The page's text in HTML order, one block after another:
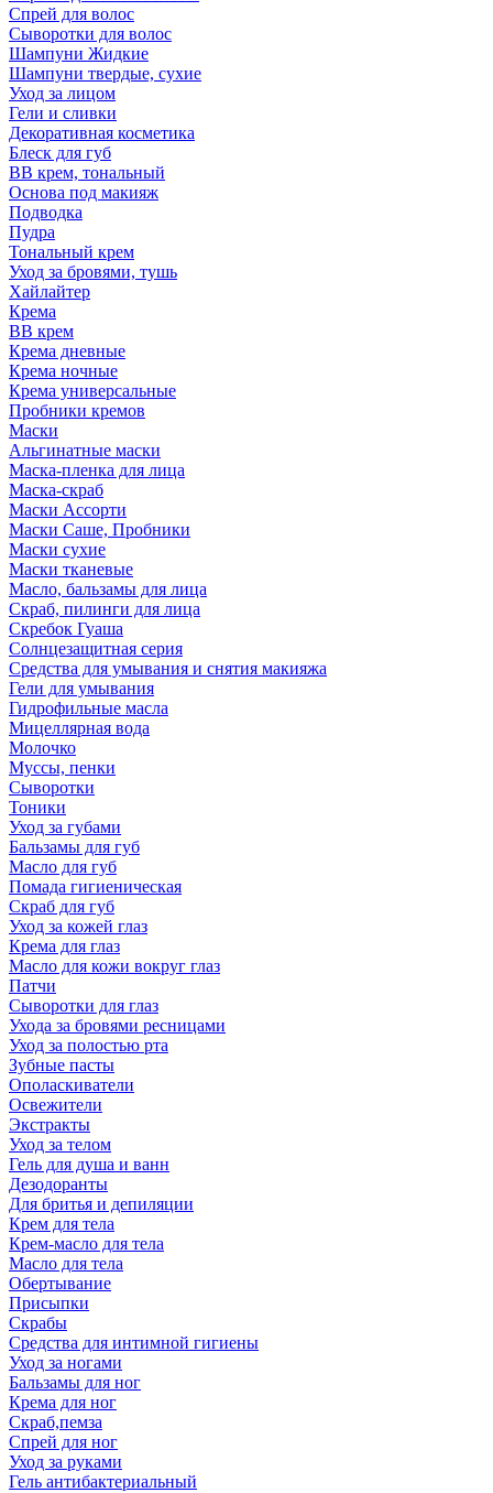
Спрей для волос
Сыворотки для волос
Шампуни Жидкие
Шампуни твердые, сухие
Уход за лицом
Гели и сливки
Декоративная косметика
Блеск для губ
ВВ крем, тональный
Основа под макияж
Подводка
Пудра
Тональный крем
Уход за бровями, тушь
Хайлайтер
Крема
ВВ крем
Крема дневные
Крема ночные
Крема универсальные
Пробники кремов
Маски
Альгинатные маски
Маска-пленка для лица
Маска-скраб
Маски Ассорти
Маски Саше, Пробники
Маски сухие
Маски тканевые
Масло, бальзамы для лица
Скраб, пилинги для лица
Скребок Гуаша
Солнцезащитная серия
Средства для умывания и снятия макияжа
Гели для умывания
Гидрофильные масла
Мицеллярная вода
Молочко
Муссы, пенки
Сыворотки
Тоники
Уход за губами
Бальзамы для губ
Масло для губ
Помада гигиеническая
Скраб для губ
Уход за кожей глаз
Крема для глаз
Масло для кожи вокруг глаз
Патчи
Сыворотки для глаз
Ухода за бровями ресницами
Уход за полостью рта
Зубные пасты
Ополаскиватели
Освежители
Экстракты
Уход за телом
Гель для душа и ванн
Дезодоранты
Для бритья и депиляции
Крем для тела
Крем-масло для тела
Масло для тела
Обертывание
Присыпки
Скрабы
Средства для интимной гигиены
Уход за ногами
Бальзамы для ног
Крема для ног
Скраб,пемза
Спрей для ног
Уход за руками
Гель антибактериальный